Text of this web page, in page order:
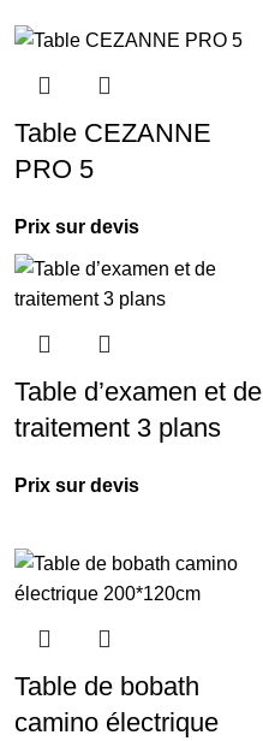
Table CEZANNE
PRO 5
Prix sur devis
Table d’examen et de
traitement 3 plans
Prix sur devis
Table de bobath
camino électrique